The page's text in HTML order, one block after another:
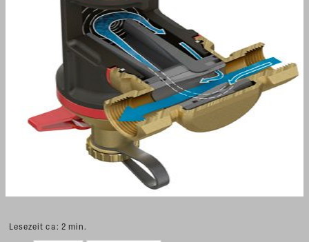
Lesezeit ca: 2 min.